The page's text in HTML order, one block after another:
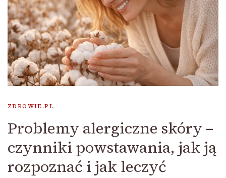
ZDROWIE.PL
Problemy alergiczne skóry –
czynniki powstawania, jak ją
rozpoznać i jak leczyć